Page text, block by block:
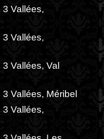
Vallées,
Vallées,
Vallées, Val
Vallées, Méribel
Vallées,